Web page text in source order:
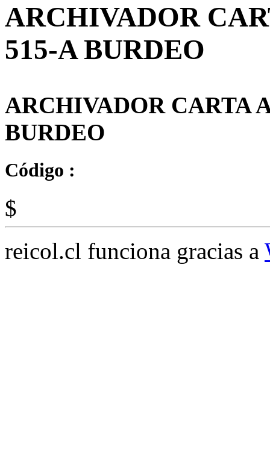
ARCHIVADOR
515-A BURDEO
ARCHIVADOR CARTA
BURDEO
Código :
$
reicol.cl funciona gracias a